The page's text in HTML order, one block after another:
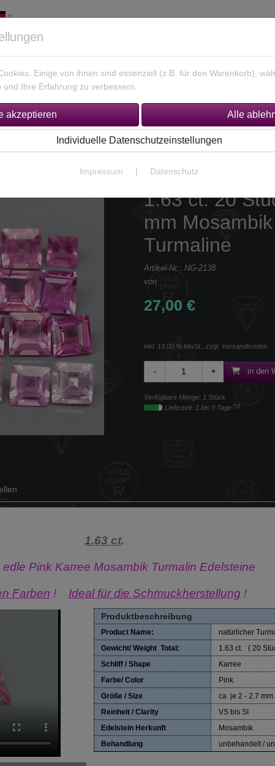
925 Silber Schmuck Unikate Gold / Silber
1.63 ct. 20
mm
Turmaline
Artikel-Nr.: NG-2138
von
27,00 €
inkl. 19,00 % MwSt., zzgl. Versandkosten
in den
Verfügbare Menge: 1 Stück
Lieferzeit: 1 bis 3 Tage [*2]
1.63 ct.
Pink Karree Mosambik Turmalin Edelsteine
Farben ! Ideal für die Schmuckherstellung!
Produktbeschreibung
Product Name:
natürlicher
Gewicht/ Weight Total:
1.63 ct. ( 20
Schliff / Shape
Karree
Farbe/ Color
Pink
Größe / Size
ca je 2 - 2.7 mm
Reinheit / Clarity
VS bis SI
Edelstein Herkunft
Mosambik
Behandlung
unbehandelt /
Einige von ihnen sind essenziell (z.B. für den Warenkorb),
Ihre Erfahrung zu verbessern.
Individuelle Datenschutzeinstellungen
Impressum | Datenschutz